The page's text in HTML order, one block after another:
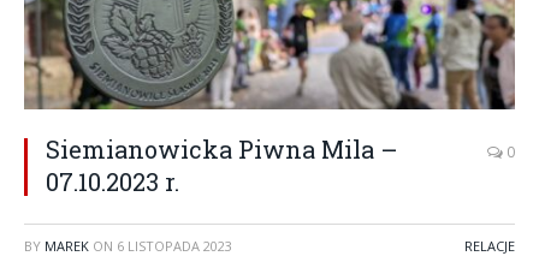
Siemianowicka Piwna Mila –
07.10.2023 r.
0
BY MAREK ON 6 LISTOPADA 2023 RELACJE